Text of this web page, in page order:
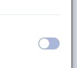
éteint